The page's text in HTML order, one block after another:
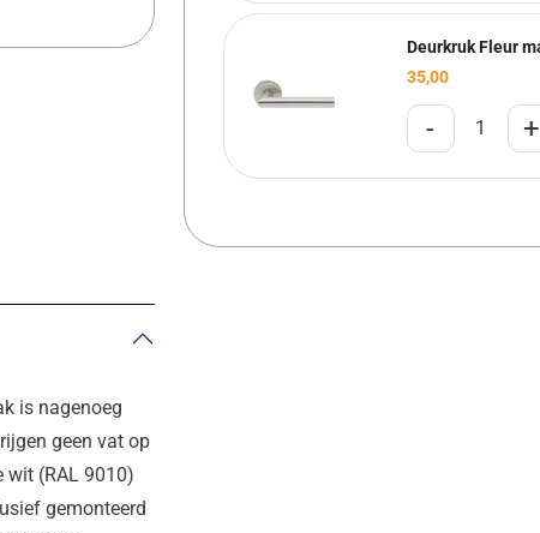
is nagenoeg
geen vat op
wit (RAL 9010)
gemonteerd
Deurkruk Fleur
35,00
- +